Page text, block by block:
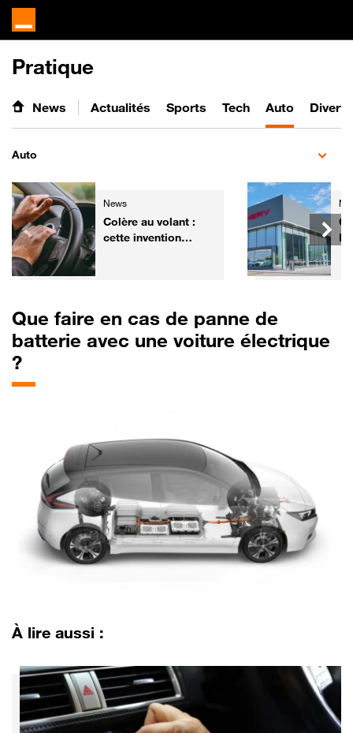
Pratique
News Actualités Sports Tech Auto
Auto
News
Colère au volant :
cette invention
Que faire en cas de panne de
batterie avec une voiture électrique
?
À lire aussi :